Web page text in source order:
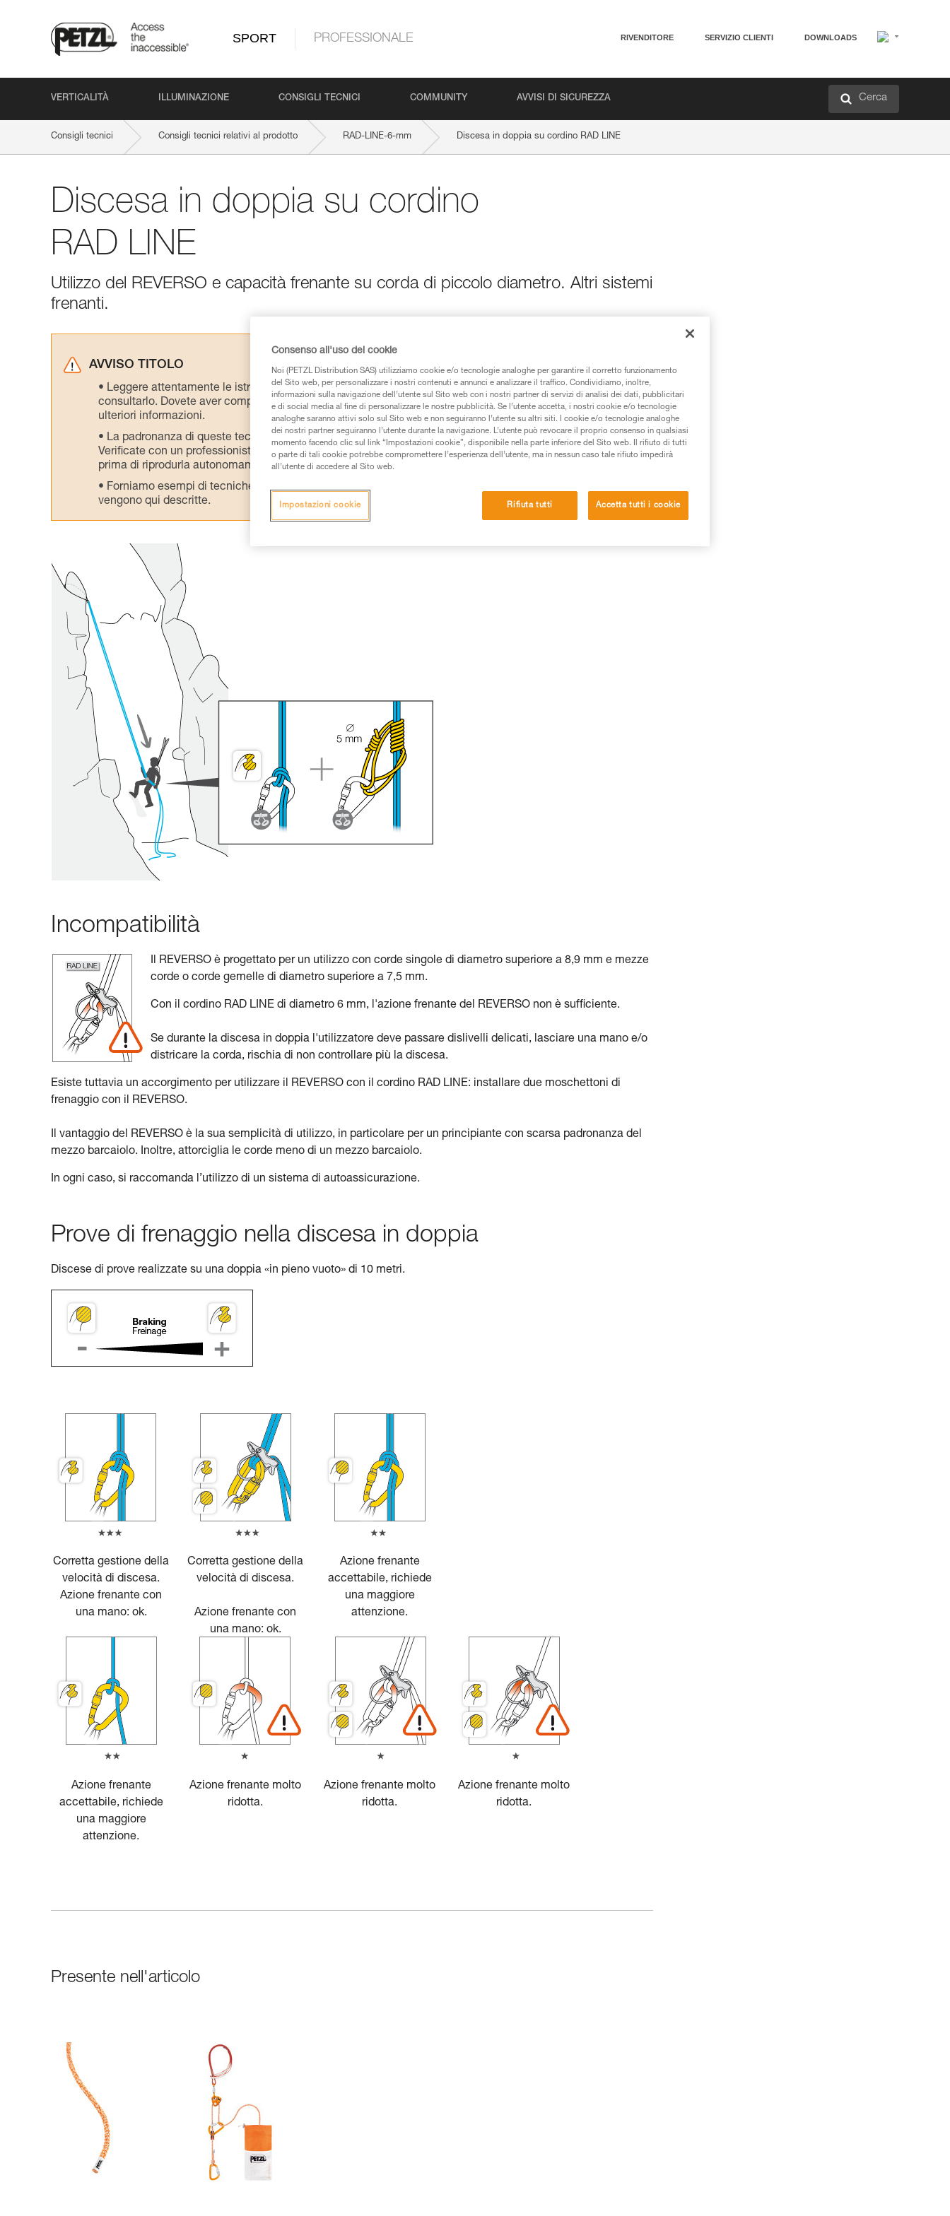
SPORT PROFESSIONALE RIVENDITORE SERVIZIO CLIENTI DOWNLOADS
VERTICALITÀ ILLUMINAZIONE CONSIGLI TECNICI COMMUNITY AVVISI DI SICUREZZA Cerca
Consigli tecnici Consigli tecnici relativi al prodotto RAD-LINE-6-mm Discesa in doppia su cordino RAD LINE
Discesa in doppia su cordino
RAD LINE
Utilizzo del REVERSO e capacità frenante su corda di piccolo diametro. Altri sistemi
frenanti.
AVVISO TITOLO
Leggere attentamente le istruzioni tecniche dei prodotti utilizzati in questo consiglio prima di
consultarlo. Dovete aver compreso le informazioni dell’istruzione tecnica per poter capire queste
ulteriori informazioni.
La padronanza di queste tecniche richiede una formazione ed un addestramento specifico.
Verificate con un professionista la vostra capacità di rifare la manovra, da soli, in piena sicurezza,
prima di riprodurla autonomamente.
Forniamo esempi di tecniche relative alla vostra attività. Ne possono esistere altre che non
vengono qui descritte.
Incompatibilità
Il REVERSO è progettato per un utilizzo con corde singole di diametro superiore a 8,9 mm e mezze
corde o corde gemelle di diametro superiore a 7,5 mm.
Con il cordino RAD LINE di diametro 6 mm, l'azione frenante del REVERSO non è sufficiente.
Se durante la discesa in doppia l'utilizzatore deve passare dislivelli delicati, lasciare una mano e/o
districare la corda, rischia di non controllare più la discesa.
Esiste tuttavia un accorgimento per utilizzare il REVERSO con il cordino RAD LINE: installare due moschettoni di
frenaggio con il REVERSO.
Il vantaggio del REVERSO è la sua semplicità di utilizzo, in particolare per un principiante con scarsa padronanza del
mezzo barcaiolo. Inoltre, attorciglia le corde meno di un mezzo barcaiolo.
In ogni caso, si raccomanda l’utilizzo di un sistema di autoassicurazione.
Prove di frenaggio nella discesa in doppia
Discese di prove realizzate su una doppia «in pieno vuoto» di 10 metri.
Corretta gestione della
velocità di discesa.
Azione frenante con
una mano: ok.
Corretta gestione della
velocità di discesa.
Azione frenante con
una mano: ok.
Azione frenante
accettabile, richiede
una maggiore
attenzione.
Azione frenante
accettabile, richiede
una maggiore
attenzione.
Azione frenante molto
ridotta.
Azione frenante molto
ridotta.
Azione frenante molto
ridotta.
Presente nell'articolo
Consenso all'uso dei cookie
Noi (PETZL Distribution SAS) utilizziamo cookie e/o tecnologie analoghe per garantire il corretto funzionamento
del Sito web, per personalizzare i nostri contenuti e annunci e analizzare il traffico. Condividiamo, inoltre,
informazioni sulla navigazione dell’utente sul Sito web con i nostri partner di servizi di analisi dei dati, pubblicitari
e di social media al fine di personalizzare le nostre pubblicità. Se l’utente accetta, i nostri cookie e/o tecnologie
analoghe saranno attivi solo sul Sito web e non seguiranno l’utente su altri siti. I cookie e/o tecnologie analoghe
dei nostri partner seguiranno l’utente durante la navigazione. L’utente può revocare il proprio consenso in qualsiasi
momento facendo clic sul link “Impostazioni cookie”, disponibile nella parte inferiore del Sito web. Il rifiuto di tutti
o parte di tali cookie potrebbe compromettere l’esperienza dell’utente, ma in nessun caso tale rifiuto impedirà
all’utente di accedere al Sito web.
Rifiuta tutti Accetta tutti i cookie
Impostazioni cookie